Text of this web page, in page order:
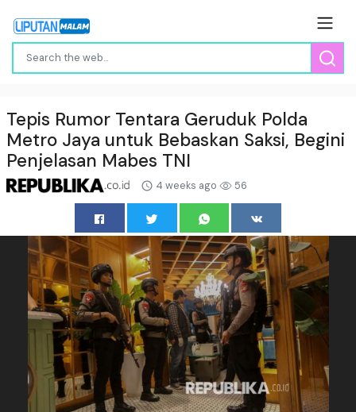
Tepis Rumor Tentara Geruduk Polda
Metro Jaya untuk Bebaskan Saksi, Begini
Penjelasan Mabes TNI
4 weeks ago 56